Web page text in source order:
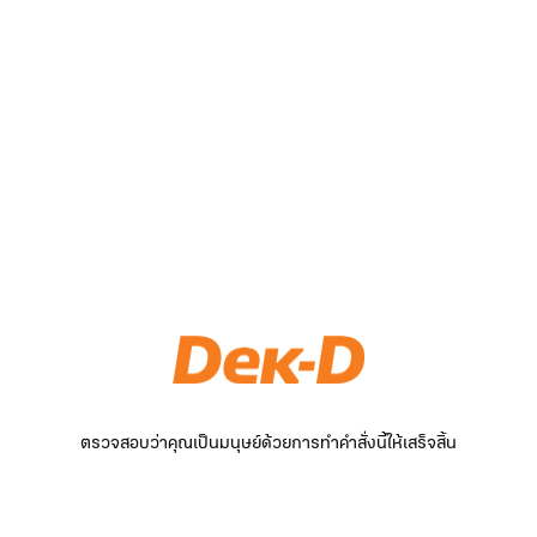
ตรวจสอบว่าคุณเป็นมนุษย์ด้วยการทำคำสั่งนี้ให้เสร็จสิ้น